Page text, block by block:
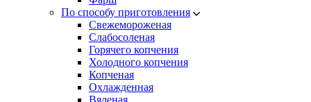
По способу приготовления
Свежемороженая
Cлабосоленая
Горячего копчения
Холодного копчения
Копченая
Охлажденная
Вяленая